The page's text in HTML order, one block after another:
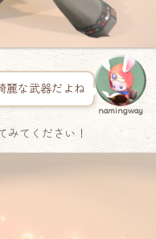
麗な武器だよね
namingway
みてください！